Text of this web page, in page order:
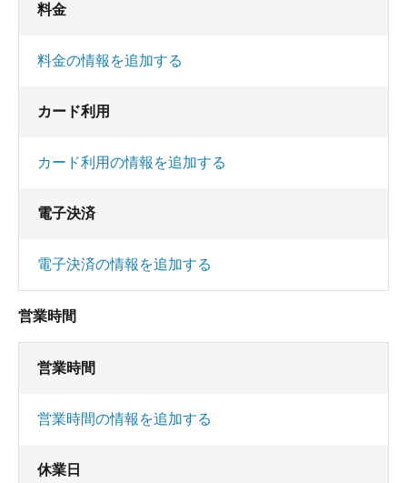
料金
料金の情報を追加する
カード利用
カード利用の情報を追加する
電子決済
電子決済の情報を追加する
営業時間
営業時間
営業時間の情報を追加する
休業日